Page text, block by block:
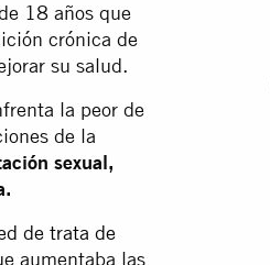
18 años que
crónica de
su salud.
la peor de
de la
sexual,
de trata de
aumentaba las